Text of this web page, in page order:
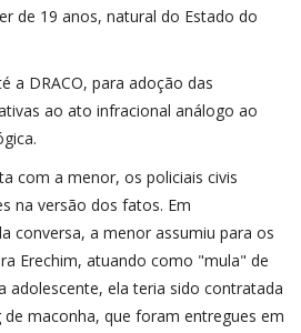
de 19 anos, natural do Estado do
a DRACO, para adoção das
ao ato infracional análogo ao
com a menor, os policiais civis
na versão dos fatos. Em
conversa, a menor assumiu para os
Erechim, atuando como "mula" de
adolescente, ela teria sido contratada
maconha, que foram entregues em